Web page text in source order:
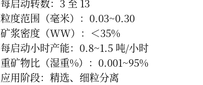
每启动转数：3 至 13
粒度范围（毫米）：0.03~0.30
矿浆密度（WW）：＜35%
每启动小时产能：0.8~1.5 吨/小时
重矿物比（湿重%）：0.001~95%
应用阶段：精选、细粒分离